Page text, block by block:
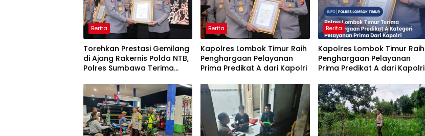
Berita
Torehkan Prestasi Gemilang
di Ajang Rakernis Polda NTB,
Polres Sumbawa Terima
Prima Kapolri
Berita
Kapolres Lombok Timur Raih
Penghargaan Pelayanan
Prima Predikat A dari Kapolri
Berita
Kapolres Lombok Timur Raih
Penghargaan Pelayanan
Prima Predikat A dari Kapolri